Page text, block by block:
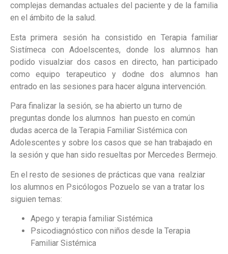
complejas demandas actuales del paciente y de la familia
en el ámbito de la salud.
Esta primera sesión ha consistido en Terapia familiar
Sistímeca con Adoelscentes, donde los alumnos han
podido visualziar dos casos en directo, han participado
como equipo terapeutico y dodne dos alumnos han
entrado en las sesiones para hacer alguna intervención.
Para finalizar la sesión, se ha abierto un turno de
preguntas donde los alumnos han puesto en común
dudas acerca de la Terapia Familiar Sistémica con
Adolescentes y sobre los casos que se han trabajado en
la sesión y que han sido resueltas por Mercedes Bermejo.
En el resto de sesiones de prácticas que vana realziar
los alumnos en Psicólogos Pozuelo se van a tratar los
siguien temas:
Apego y terapia familiar Sistémica
Psicodiagnóstico con niños desde la Terapia
Familiar Sistémica